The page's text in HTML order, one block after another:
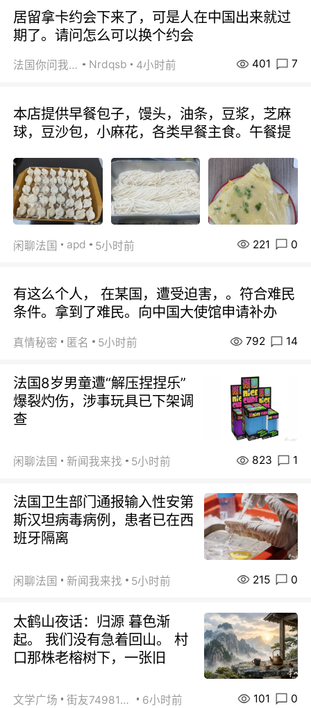
居留拿卡约会下来了，可是人在中国出来就过
期了。请问怎么可以换个约会
法国你问我答 Nrdqsb 4小时前 401 7
本店提供早餐包子，馒头，油条，豆浆，芝麻
球，豆沙包，小麻花，各类早餐主食。午餐提
闲聊法国 apd 5小时前 221 0
有这么个人， 在某国，遭受迫害，。符合难民
条件。拿到了难民。向中国大使馆申请补办
真情秘密 匿名 5小时前 792 14
法国8岁男童遭“解压捏捏乐”
爆裂灼伤，涉事玩具已下架调
查
闲聊法国 新闻我来找 5小时前 823 1
法国卫生部门通报输入性安第
斯汉坦病毒病例，患者已在西
班牙隔离
闲聊法国 新闻我来找 5小时前 215 0
太鹤山夜话：归源 暮色渐
起。 我们没有急着回山。 村
口那株老榕树下，一张旧
文学广场 街友74981146 6小时前 101 0